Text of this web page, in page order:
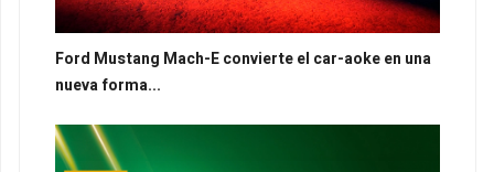
Ford Mustang Mach-E convierte el car-aoke en una
nueva forma...